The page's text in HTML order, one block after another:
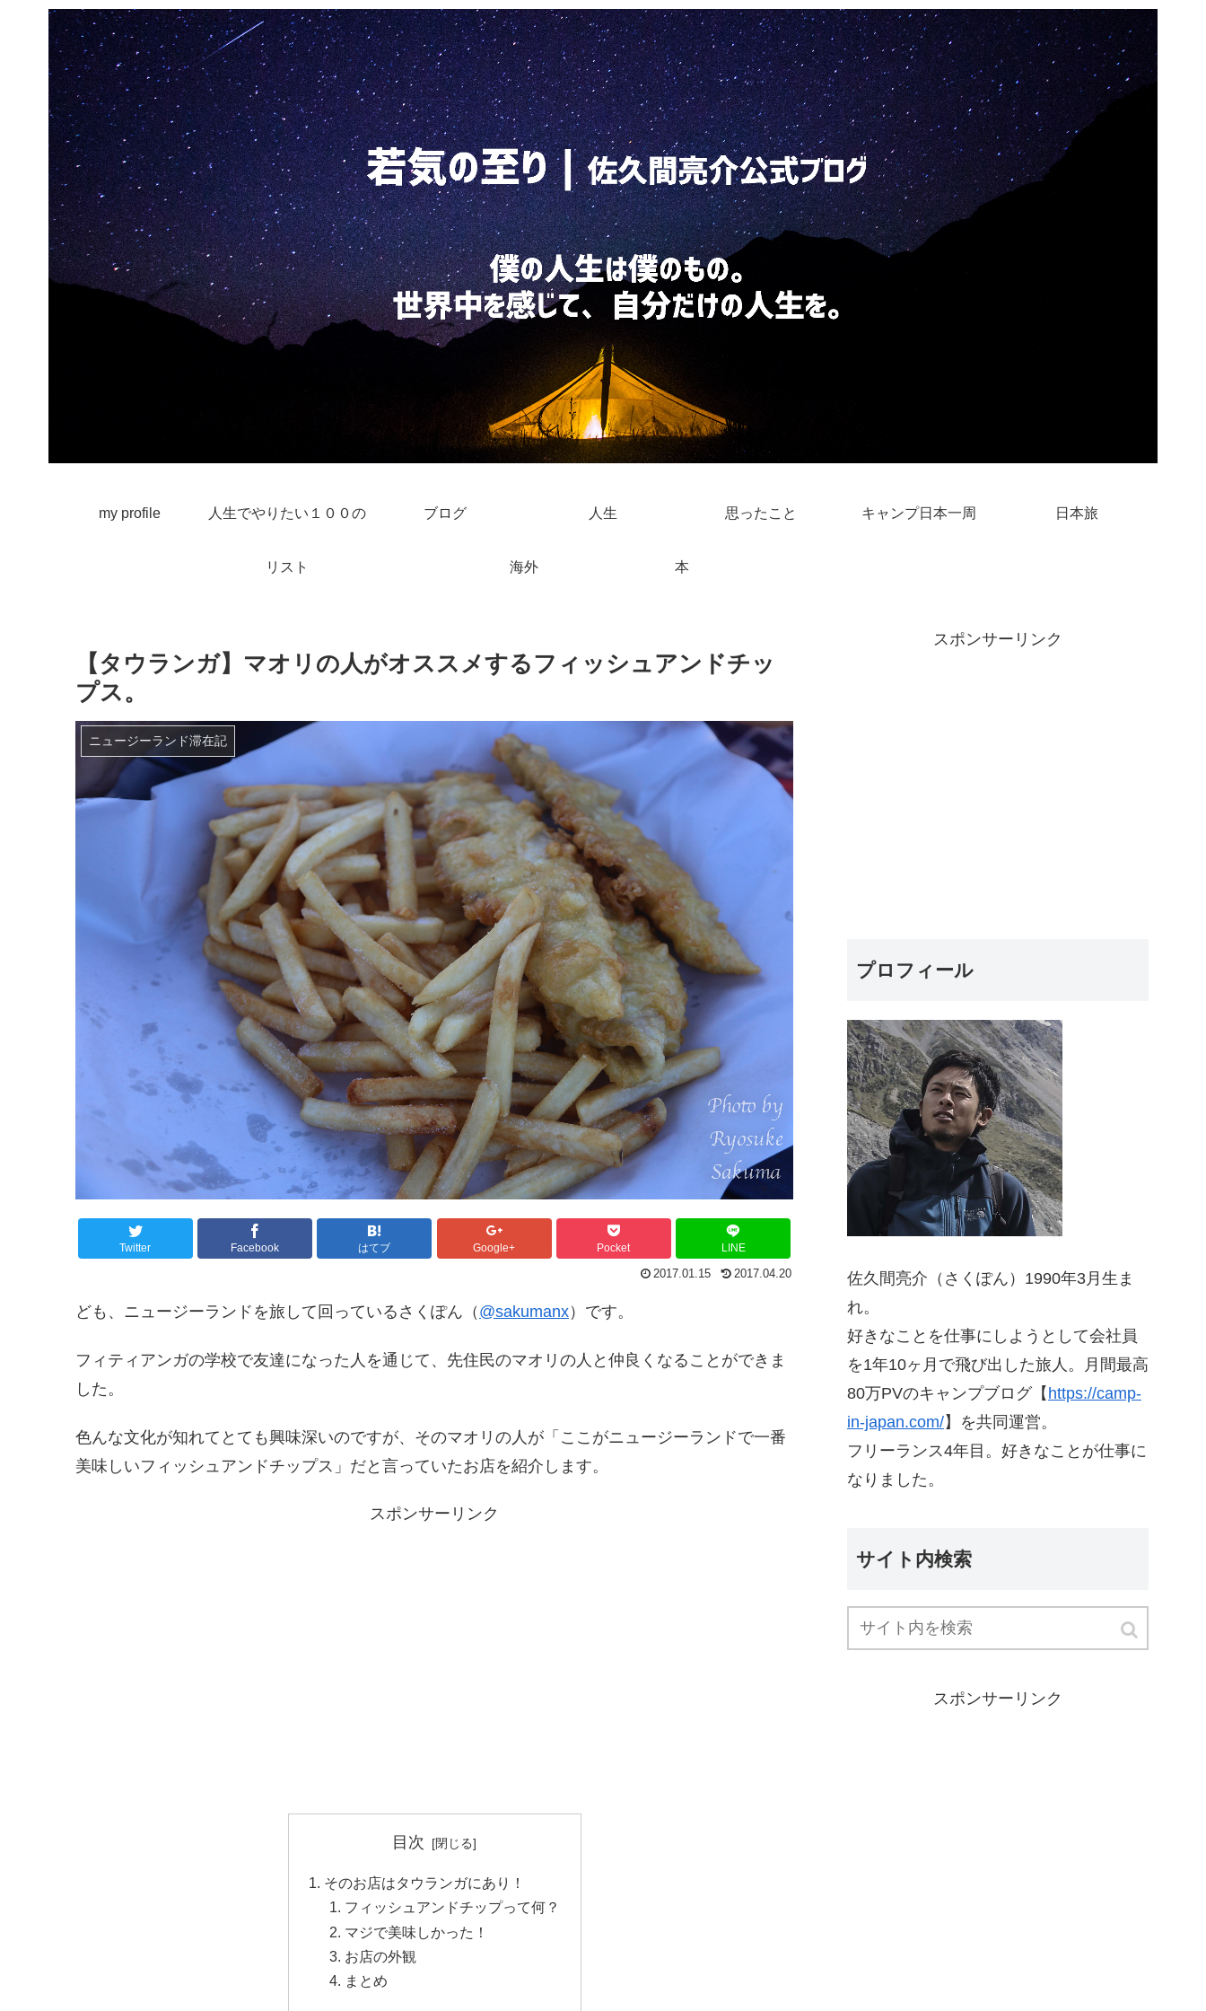
my profile 人生でやりたい１００の
リスト
ブログ 人生 思ったこと キャンプ日本一周 日本旅
海外 本
【タウランガ】マオリの人がオススメするフィッシュアンドチッ
プス。
ニュージーランド滞在記
Twitter Facebook はてブ Google+ Pocket LINE
2017.01.15 2017.04.20
ども、ニュージーランドを旅して回っているさくぽん（ @sakumanx） です。
フィティアンガの学校で友達になった人を通じて、先住民のマオリの人と仲良くなることができま
した。
色んな文化が知れてとても興味深いのですが、そのマオリの人が「ここがニュージーランドで一番
美味しいフィッシュアンドチップス」だと言っていたお店を紹介します。
スポンサーリンク
目次
そのお店はタウランガにあり！
フィッシュアンドチップって何？
マジで美味しかった！
お店の外観
まとめ
スポンサーリンク
プロフィール
佐久間亮介（さくぽん）1990年3月生ま
れ。
好きなことを仕事にしようとして会社員
を1年10ヶ月で飛び出した旅人。月間最高
80万PVのキャンプブログ【 https://camp-
in-japan.com/】を共同運営。
フリーランス4年目。好きなことが仕事に
なりました。
サイト内検索
スポンサーリンク